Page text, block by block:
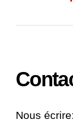
Nous écrire: